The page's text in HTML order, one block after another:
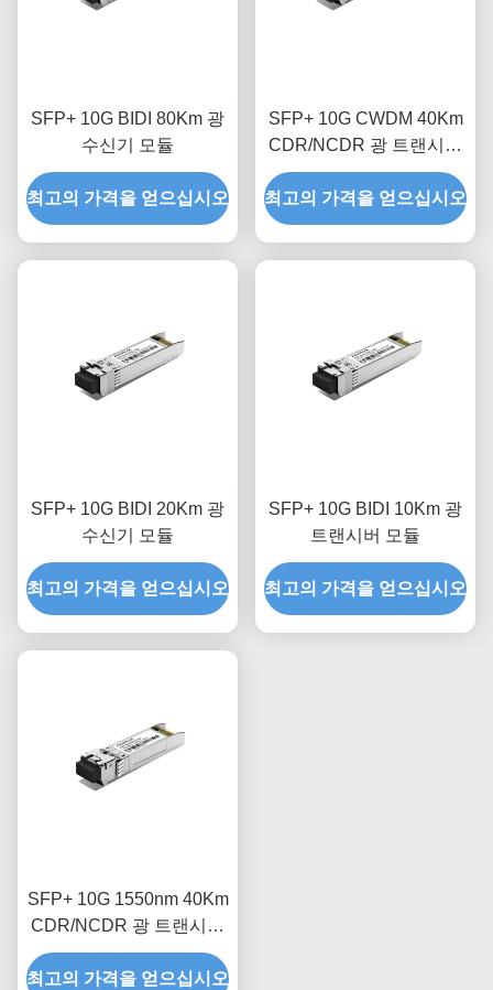
SFP+ 10G BIDI 80Km 광
수신기 모듈
최고의 가격을 얻으십시오
SFP+ 10G CWDM 40Km
CDR/NCDR 광 트랜시버
모듈
최고의 가격을 얻으십시오
SFP+ 10G BIDI 20Km 광
수신기 모듈
최고의 가격을 얻으십시오
SFP+ 10G BIDI 10Km 광
트랜시버 모듈
최고의 가격을 얻으십시오
SFP+ 10G 1550nm 40Km
CDR/NCDR 광 트랜시버
모듈
최고의 가격을 얻으십시오